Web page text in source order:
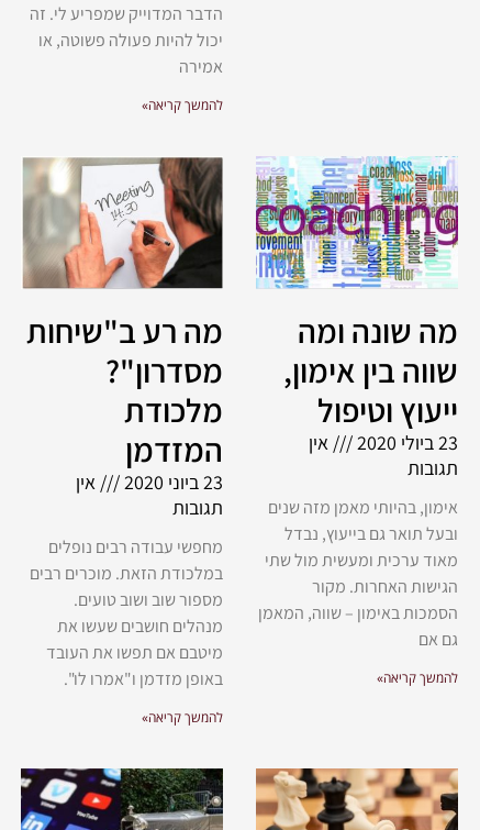
הדבר המדוייק שמפריע לי. זה
יכול להיות פעולה פשוטה, או
אמירה
להמשך קריאה»
מה שונה ומה
שווה בין אימון,
ייעוץ וטיפול
23 ביולי 2020
אין
תגובות
אימון, בהיותי מאמן מזה שנים
ובעל תואר גם בייעוץ, נבדל
מאוד ערכית ומעשית מול שתי
הגישות האחרות. מקור
הסמכות באימון – שווה, המאמן
גם אם
להמשך קריאה»
מה רע ב"שיחות
מסדרון"?
מלכודת
המזדמן
23 ביוני 2020
אין
תגובות
מחפשי עבודה רבים נופלים
במלכודת הזאת. מוכרים רבים
מספור שוב ושוב טועים.
מנהלים חושבים שעשו את
מיטבם אם תפשו את העובד
באופן מזדמן ו"אמרו לו".
להמשך קריאה»